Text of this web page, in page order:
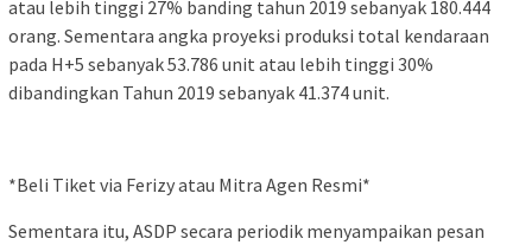
atau lebih tinggi 27% banding tahun 2019 sebanyak 180.444
orang. Sementara angka proyeksi produksi total kendaraan
pada H+5 sebanyak 53.786 unit atau lebih tinggi 30%
dibandingkan Tahun 2019 sebanyak 41.374 unit.
*Beli Tiket via Ferizy atau Mitra Agen Resmi*
Sementara itu, ASDP secara periodik menyampaikan pesan